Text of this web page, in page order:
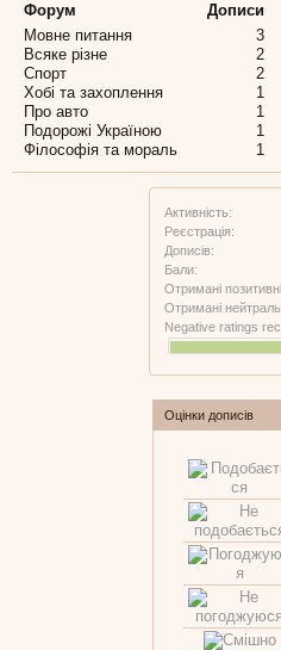
Активність:
Реєстрація:
Дописів:
Бали:
Отримані
Отримані
Negative ratings
Оцінки дописів
Форум
Дописи
Мовне питання
3
Всяке різне
2
Спорт
2
Хобі та захоплення
1
Про авто
1
Подорожі Україною
1
Філософія та мораль
1